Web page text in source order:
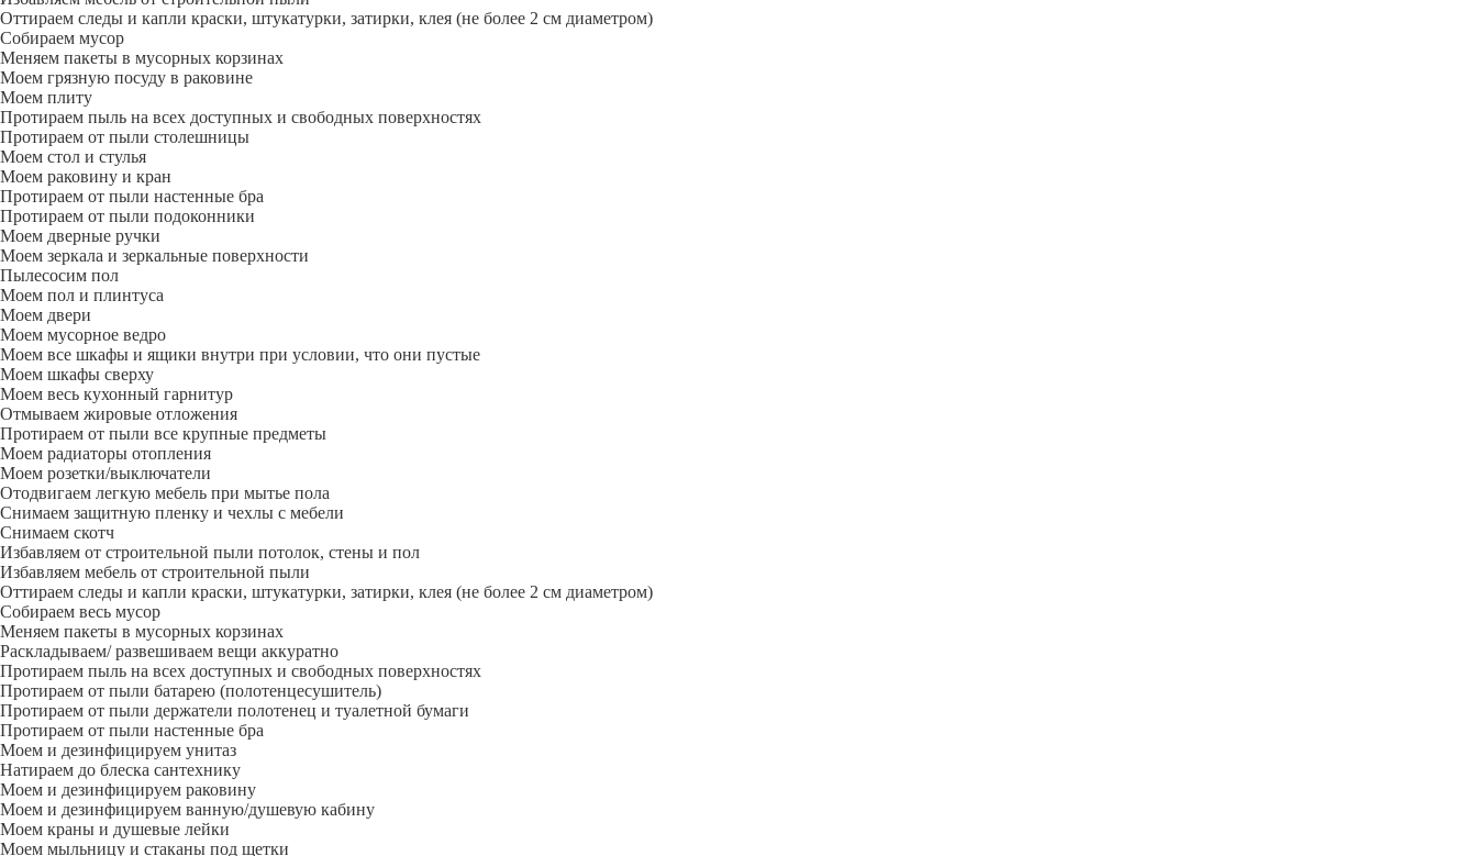
Оттираем следы и капли краски, штукатурки, затирки, клея (не более 2 см диаметром)
Собираем мусор
Меняем пакеты в мусорных корзинах
Моем грязную посуду в раковине
Моем плиту
Протираем пыль на всех доступных и свободных поверхностях
Протираем от пыли столешницы
Моем стол и стулья
Моем раковину и кран
Протираем от пыли настенные бра
Протираем от пыли подоконники
Моем дверные ручки
Моем зеркала и зеркальные поверхности
Пылесосим пол
Моем пол и плинтуса
Моем двери
Моем мусорное ведро
Моем все шкафы и ящики внутри при условии, что они пустые
Моем шкафы сверху
Моем весь кухонный гарнитур
Отмываем жировые отложения
Протираем от пыли все крупные предметы
Моем радиаторы отопления
Моем розетки/выключатели
Отодвигаем легкую мебель при мытье пола
Снимаем защитную пленку и чехлы с мебели
Снимаем скотч
Избавляем от строительной пыли потолок, стены и пол
Избавляем мебель от строительной пыли
Оттираем следы и капли краски, штукатурки, затирки, клея (не более 2 см диаметром)
Собираем весь мусор
Меняем пакеты в мусорных корзинах
Раскладываем/ развешиваем вещи аккуратно
Протираем пыль на всех доступных и свободных поверхностях
Протираем от пыли батарею (полотенцесушитель)
Протираем от пыли держатели полотенец и туалетной бумаги
Протираем от пыли настенные бра
Моем и дезинфицируем унитаз
Натираем до блеска сантехнику
Моем и дезинфицируем раковину
Моем и дезинфицируем ванную/душевую кабину
Моем краны и душевые лейки
Моем мыльницу и стаканы под щетки